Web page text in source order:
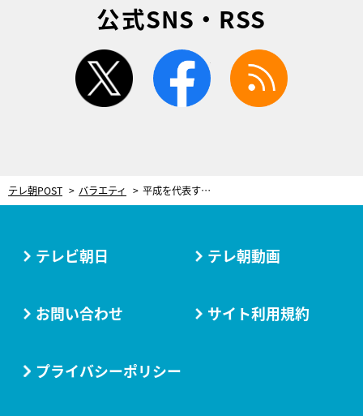
公式SNS・RSS
twitter facebook
テレ朝POST バラエティ 平成を代表する女性芸人（51歳）が全盛期を激白「『カモ〜ン』でマンション買えた」
テレビ朝日 テレ朝動画
お問い合わせ サイト利用規約
プライバシーポリシー